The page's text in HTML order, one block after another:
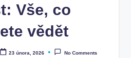
Vše, co
vědět
23 února, 2026 No Comments